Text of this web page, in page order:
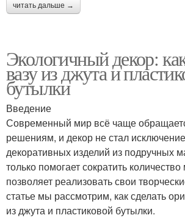
читать дальше →
Экологичный декор:
вазу из джута и
бутылки
Введение
Современный мир всё чаще
решениям, и декор не стал
декоративных изделий из подручных
только помогает сократить
позволяет реализовать свои
статье мы рассмотрим, как сделать
из джута и пластиковой бутылки.